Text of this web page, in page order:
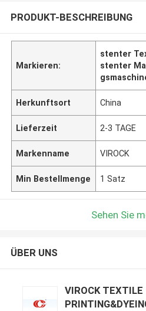
PRODUKT-BESCHREIBUNG
Markieren:
stenter
stenter
Herkunftsort China
Lieferzeit 2-3 TAGE
Markenname VIROCK
Min Bestellmenge 1 Satz
Sehen Sie
ÜBER UNS
VIROCK TEXTILE